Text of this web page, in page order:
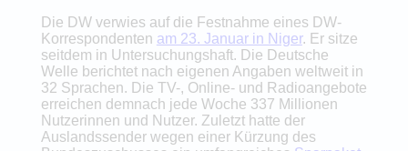
Die DW verwies auf die Festnahme eines DW-
Korrespondenten am 23. Januar in Niger. Er sitze
seitdem in Untersuchungshaft. Die Deutsche
Welle berichtet nach eigenen Angaben weltweit in
32 Sprachen. Die TV-, Online- und Radioangebote
erreichen demnach jede Woche 337 Millionen
Nutzerinnen und Nutzer. Zuletzt hatte der
Auslandssender wegen einer Kürzung des